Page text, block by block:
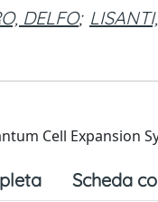
DELFO;
Cell Expansion
Scheda